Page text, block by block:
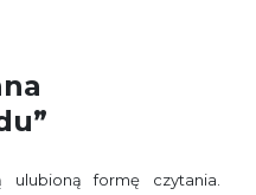
formę czytania.